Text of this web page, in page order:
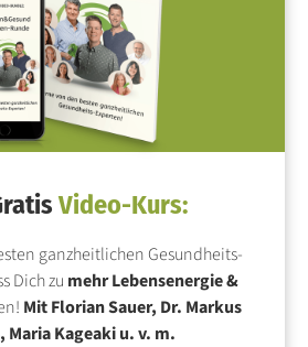
Video-Kurs:
ganzheitlichen Gesundheits-
Dich zu mehr Lebensenergie &
Mit Florian Sauer, Dr. Markus
Maria Kageaki u. v. m.